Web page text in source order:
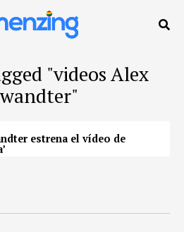
"videos Alex
estrena el vídeo de